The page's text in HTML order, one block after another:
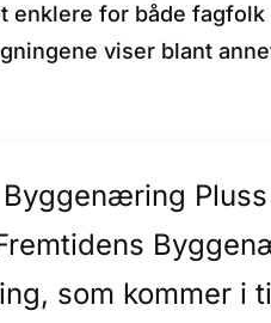
enklere for både
viser blant
som kommer i